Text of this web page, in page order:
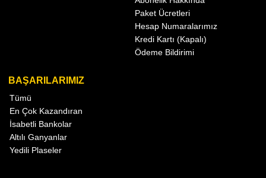
Paket Ücretleri
Hesap Numaralarımız
Kredi Kartı (Kapalı)
Ödeme Bildirimi
BAŞARILARIMIZ
Tümü
En Çok Kazandıran
İsabetli Bankolar
Altılı Ganyanlar
Yedili Plaseler